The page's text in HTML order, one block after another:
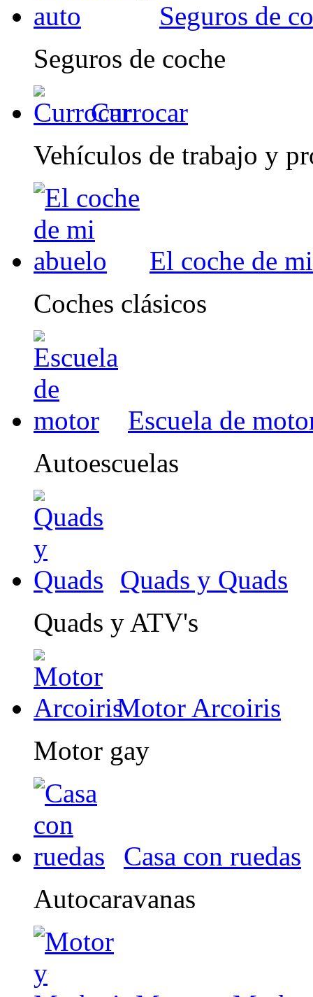
Seguros de
Seguros de coche
Currocar
Vehículos de trabajo y
El coche de
Coches clásicos
Escuela de
Autoescuelas
Quads y Quads
Quads y ATV's
Motor Arcoiris
Motor gay
Casa con ruedas
Autocaravanas